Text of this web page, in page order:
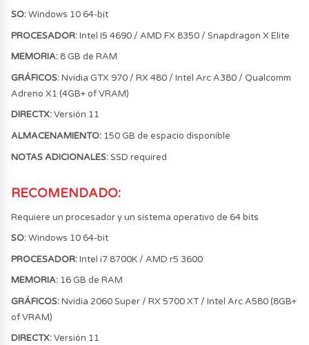
SO:Windows 10 64-bit
PROCESADOR:Intel I5 4690 / AMD FX 8350 / Snapdragon X Elite
MEMORIA: 8 GB de RAM
GRÁFICOS:Nvidia GTX 970 / RX 480 / Intel Arc A380 / Qualcomm
Adreno X1 (4GB+ of VRAM)
DIRECTX:Versión 11
ALMACENAMIENTO: 150 GB de espacio disponible
NOTAS ADICIONALES:SSD required
RECOMENDADO:
Requiere un procesador y un sistema operativo de 64 bits
SO:Windows 10 64-bit
PROCESADOR:Intel i7 8700K / AMD r5 3600
MEMORIA: 16 GB de RAM
GRÁFICOS:Nvidia 2060 Super / RX 5700 XT / Intel Arc A580 (8GB+
of VRAM)
DIRECTX:Versión 11